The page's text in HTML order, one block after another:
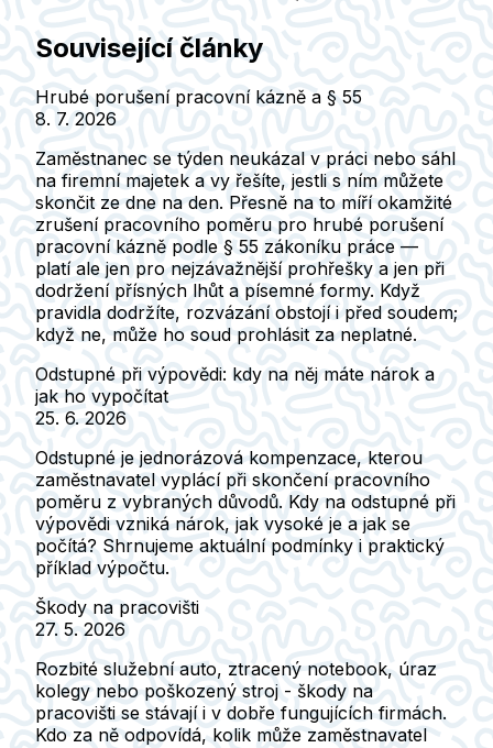
Související články
Hrubé porušení pracovní kázně a § 55
8. 7. 2026
Zaměstnanec se týden neukázal v práci nebo sáhl
na firemní majetek a vy řešíte, jestli s ním můžete
skončit ze dne na den. Přesně na to míří okamžité
zrušení pracovního poměru pro hrubé porušení
pracovní kázně podle § 55 zákoníku práce —
platí ale jen pro nejzávažnější prohřešky a jen při
dodržení přísných lhůt a písemné formy. Když
pravidla dodržíte, rozvázání obstojí i před soudem;
když ne, může ho soud prohlásit za neplatné.
Odstupné při výpovědi: kdy na něj máte nárok a
jak ho vypočítat
25. 6. 2026
Odstupné je jednorázová kompenzace, kterou
zaměstnavatel vyplácí při skončení pracovního
poměru z vybraných důvodů. Kdy na odstupné při
výpovědi vzniká nárok, jak vysoké je a jak se
počítá? Shrnujeme aktuální podmínky i praktický
příklad výpočtu.
Škody na pracovišti
27. 5. 2026
Rozbité služební auto, ztracený notebook, úraz
kolegy nebo poškozený stroj - škody na
pracovišti se stávají i v dobře fungujících firmách.
Kdo za ně odpovídá, kolik může zaměstnavatel